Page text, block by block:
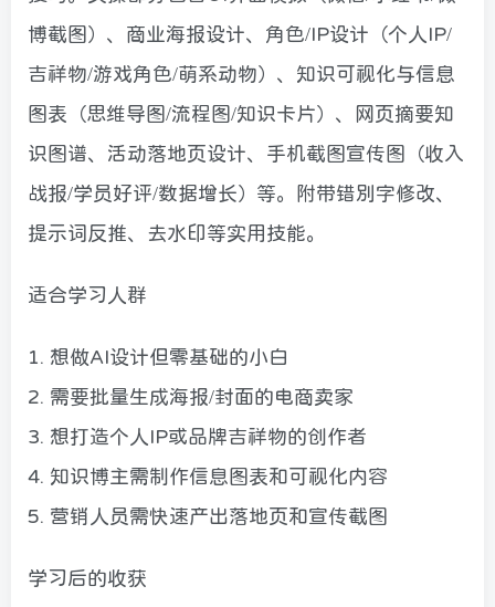
博截图）、商业海报设计、角色/IP设计（个人IP/
吉祥物/游戏角色/萌系动物）、知识可视化与信息
图表（思维导图/流程图/知识卡片）、网页摘要知
识图谱、活动落地页设计、手机截图宣传图（收入
战报/学员好评/数据增长）等。附带错别字修改、
提示词反推、去水印等实用技能。
适合学习人群
1. 想做AI设计但零基础的小白
2. 需要批量生成海报/封面的电商卖家
3. 想打造个人IP或品牌吉祥物的创作者
4. 知识博主需制作信息图表和可视化内容
5. 营销人员需快速产出落地页和宣传截图
学习后的收获